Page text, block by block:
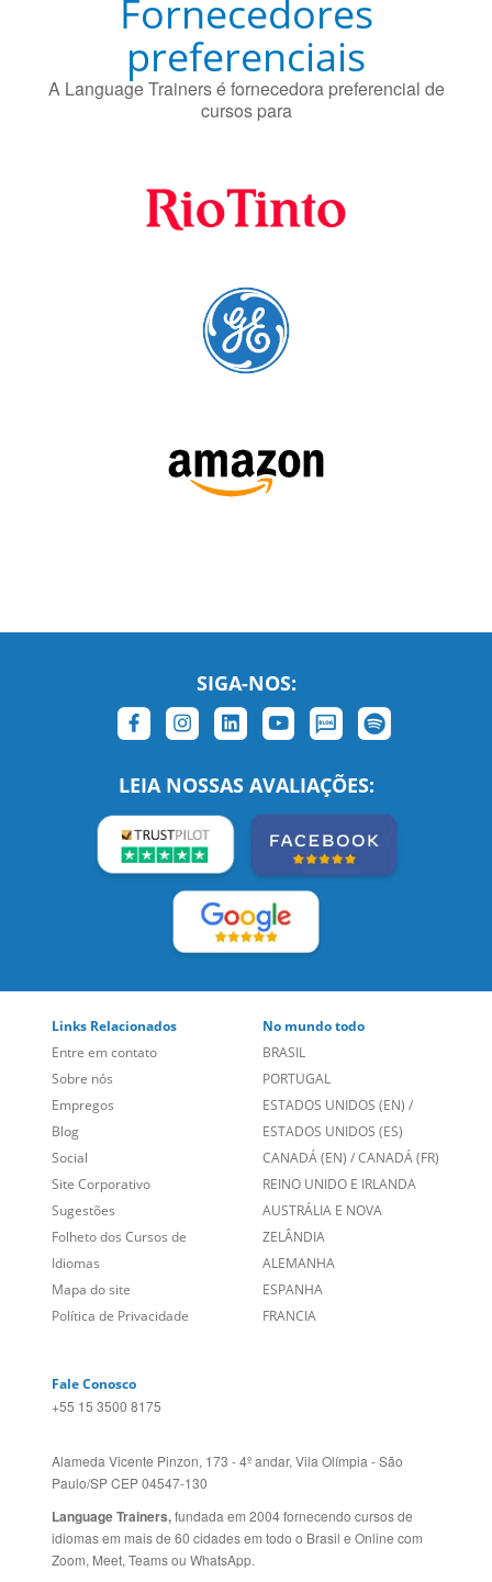
Fornecedores
preferenciais
A Language Trainers é fornecedora preferencial de
SIGA-NOS:
LEIA NOSSAS AVALIAÇÕES:
Links Relacionados
Entre em contato
Sobre nós
Empregos
Blog
Social
Site Corporativo
Sugestões
Folheto dos Cursos de
Idiomas
Mapa do site
No mundo todo
BRASIL
PORTUGAL
ESTADOS UNIDOS (EN)
ESTADOS UNIDOS (ES)
CANADÁ (EN) / CANADÁ (FR)
REINO UNIDO E IRLANDA
AUSTRÁLIA E NOVA
ZELÂNDIA
ALEMANHA
ESPANHA
Fale Conosco
Alameda Vicente Pinzon, 173 - 4º andar, Vila Olímpia - São
Paulo/SP CEP 04547-130
Language Trainers, fundada em 2004 fornecendo cursos de
idiomas em mais de 60 cidades em todo o Brasil e Online com